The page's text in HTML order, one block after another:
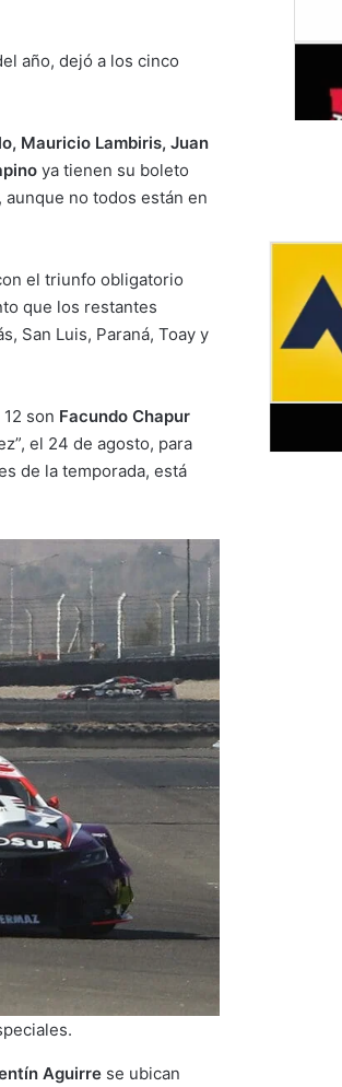
año, dejó a los cinco
Mauricio Lambiris, Juan
ya tienen su boleto
no todos están en
el triunfo obligatorio
que los restantes
San Luis, Paraná, Toay y
son Facundo Chapur
el 24 de agosto, para
de la temporada, está
Aguirre se ubican